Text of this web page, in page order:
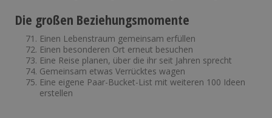
Die großen Beziehungsmomente
Einen Lebenstraum gemeinsam erfüllen
Einen besonderen Ort erneut besuchen
Eine Reise planen, über die ihr seit Jahren sprecht
Gemeinsam etwas Verrücktes wagen
Eine eigene Paar-Bucket-List mit weiteren 100 Ideen
erstellen